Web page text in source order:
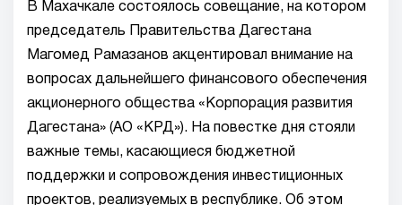
В Махачкале состоялось совещание, на котором
председатель Правительства Дагестана
Магомед Рамазанов акцентировал внимание на
вопросах дальнейшего финансового обеспечения
акционерного общества «Корпорация развития
Дагестана» (АО «КРД»). На повестке дня стояли
важные темы, касающиеся бюджетной
поддержки и сопровождения инвестиционных
проектов, реализуемых в республике. Об этом